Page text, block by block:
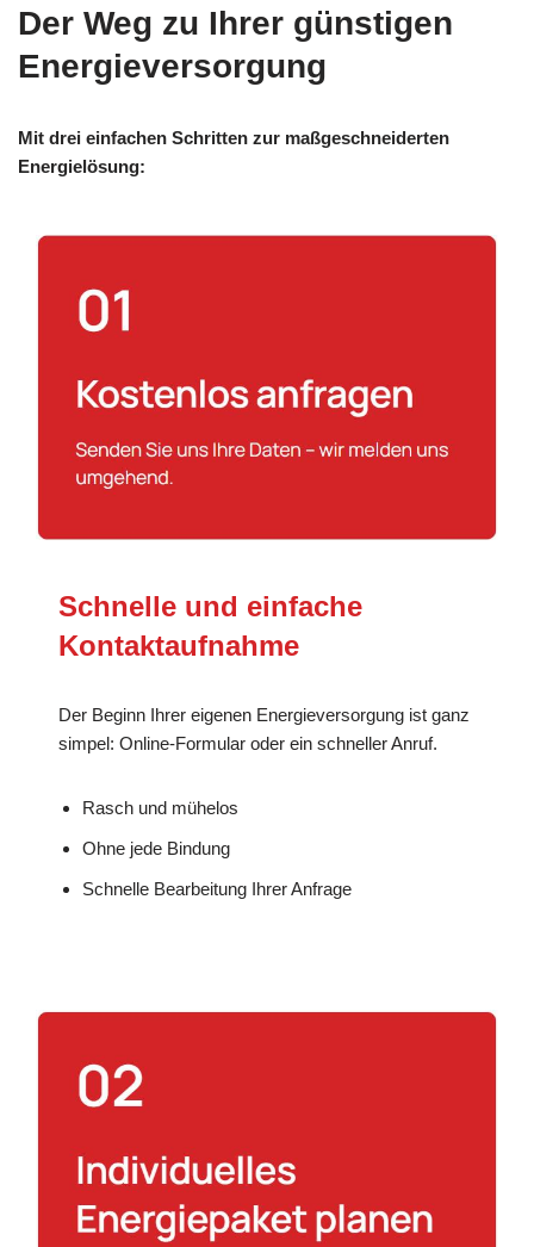
Der Weg zu Ihrer günstigen
Energieversorgung
Mit drei einfachen Schritten zur maßgeschneiderten
Energielösung:
Schnelle und einfache
Kontaktaufnahme
Der Beginn Ihrer eigenen Energieversorgung ist ganz
simpel: Online-Formular oder ein schneller Anruf.
Rasch und mühelos
Ohne jede Bindung
Schnelle Bearbeitung Ihrer Anfrage